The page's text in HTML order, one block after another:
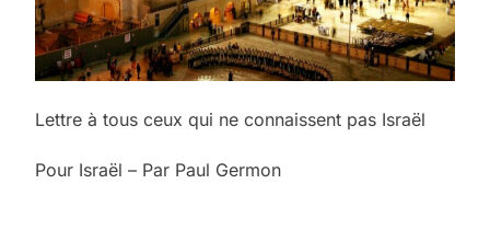
Lettre à tous ceux qui ne connaissent pas Israël
Pour Israël – Par Paul Germon